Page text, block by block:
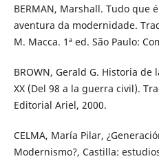
BERMAN, Marshall. Tudo que
aventura da modernidade.
M. Macca. 1ª ed. São Paulo:
BROWN, Gerald G. Historia
XX (Del 98 a la guerra civil).
Editorial Ariel, 2000.
CELMA, María Pilar,
Modernismo?, Castilla: